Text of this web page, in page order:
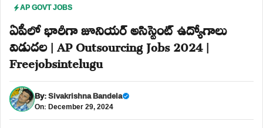
AP GOVT JOBS
ఏపీలో భారీగా జూనియర్ అసిస్టెంట్ ఉద్యోగాలు
విడుదల | AP Outsourcing Jobs 2024 |
Freejobsintelugu
By:Sivakrishna Bandela
On: December 29, 2024